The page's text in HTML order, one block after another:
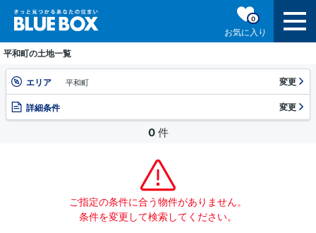
お気に入り
0
平和町の土地一覧
エリア 平和町 変更
詳細条件 変更
0 件
ご指定の条件に合う物件がありません。
条件を変更して検索してください。